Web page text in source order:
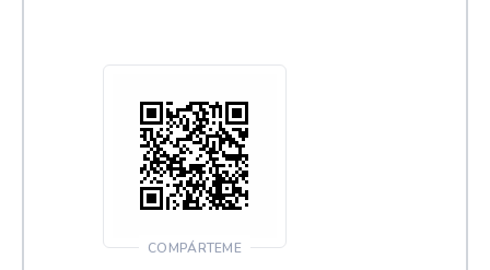
COMPÁRTEME